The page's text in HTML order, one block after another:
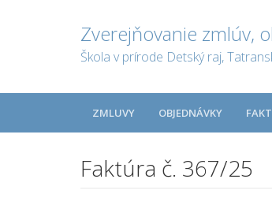
Zverejňovanie zmlúv,
Škola v prírode Detský raj,
ZMLUVY OBJEDNÁVKY
Faktúra č. 367/25